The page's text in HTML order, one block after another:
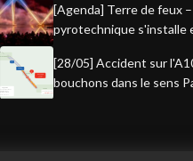
[Agenda] Terre de feux
pyrotechnique s'installe
[28/05] Accident sur
bouchons dans le sens